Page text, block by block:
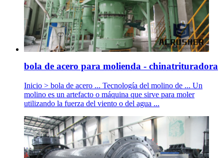
bola de acero para molienda - chinatrituradora
Inicio > bola de acero ... Tecnología del molino de ... Un
molino es un artefacto o máquina que sirve para moler
utilizando la fuerza del viento o del agua ...